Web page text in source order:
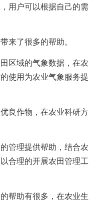
用户可以根据自己的需
来了很多的帮助。
区域的气象数据，在农
使用为农业气象服务提
良作物，在农业科研方
管理提供帮助，结合农
合理的开展农田管理工
帮助有很多，在农业生